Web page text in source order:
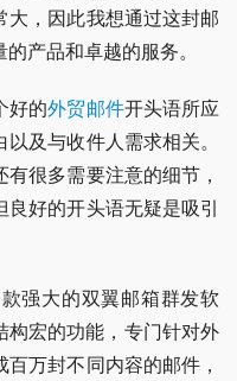
大，因此我想通过这封邮
产品和卓越的服务。
好的外贸邮件开头语所应
及与收件人需求相关。
很多需要注意的细节，
好的开头语无疑是吸引
强大的双翼邮箱群发软
构宏的功能，专门针对外
万封不同内容的邮件，